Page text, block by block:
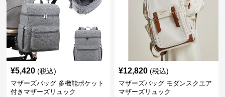
¥5,420 (税込)
マザーズバッグ 多機能ポケット
付きマザーズリュック
¥12,820 (税込)
マザーズバッグ モダンスクエア
マザーズリュック